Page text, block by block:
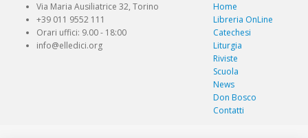
Via Maria Ausiliatrice 32, Torino
+39 011 9552 111
Orari uffici: 9.00 - 18:00
info@elledici.org
Home
Libreria OnLine
Catechesi
Liturgia
Riviste
Scuola
News
Don Bosco
Contatti